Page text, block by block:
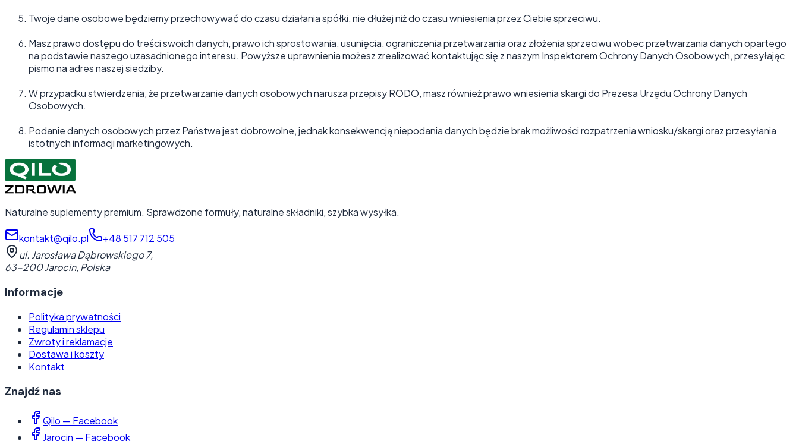
Twoje dane osobowe będziemy przechowywać do czasu działania spółki, nie dłużej niż do czasu wniesienia przez Ciebie sprzeciwu.
Masz prawo dostępu do treści swoich danych, prawo ich sprostowania, usunięcia, ograniczenia przetwarzania oraz złożenia sprzeciwu wobec przetwarzania danych opartego
na podstawie naszego uzasadnionego interesu. Powyższe uprawnienia możesz zrealizować kontaktując się z naszym Inspektorem Ochrony Danych Osobowych, przesyłając
pismo na adres naszej siedziby.
W przypadku stwierdzenia, że przetwarzanie danych osobowych narusza przepisy RODO, masz również prawo wniesienia skargi do Prezesa Urzędu Ochrony Danych
Osobowych.
Podanie danych osobowych przez Państwa jest dobrowolne, jednak konsekwencją niepodania danych będzie brak możliwości rozpatrzenia wniosku/skargi oraz przesyłania
istotnych informacji marketingowych.
Naturalne suplementy premium. Sprawdzone formuły, naturalne składniki, szybka wysyłka.
kontakt@qilo.pl
+48 517 712 505
ul. Jarosława Dąbrowskiego 7,
63-200 Jarocin,Polska
Informacje
Polityka prywatności
Regulamin sklepu
Zwroty i reklamacje
Dostawa i koszty
Kontakt
Znajdź nas
Qilo — Facebook
Jarocin — Facebook